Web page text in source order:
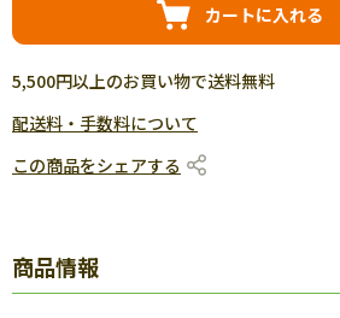
カートに入れる
5,500円以上のお買い物で送料無料
配送料・手数料について
この商品をシェアする
商品情報